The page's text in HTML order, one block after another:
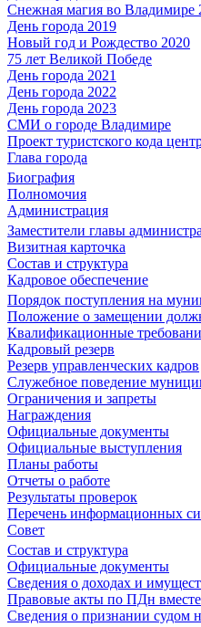
Снежная магия во Владимире
День города 2019
Новый год и Рождество 2020
75 лет Великой Победе
День города 2021
День города 2022
День города 2023
СМИ о городе Владимире
Проект туристского кода
Глава города
Биография
Полномочия
Администрация
Заместители главы
Визитная карточка
Состав и структура
Кадровое обеспечение
Порядок поступления на
Положение о замещении
Квалификационные
Кадровый резерв
Резерв управленческих кадров
Служебное поведение
Ограничения и запреты
Награждения
Официальные документы
Официальные выступления
Планы работы
Отчеты о работе
Результаты проверок
Перечень информационных
Совет
Состав и структура
Официальные документы
Сведения о доходах и
Правовые акты по ПДн
Сведения о признании судом